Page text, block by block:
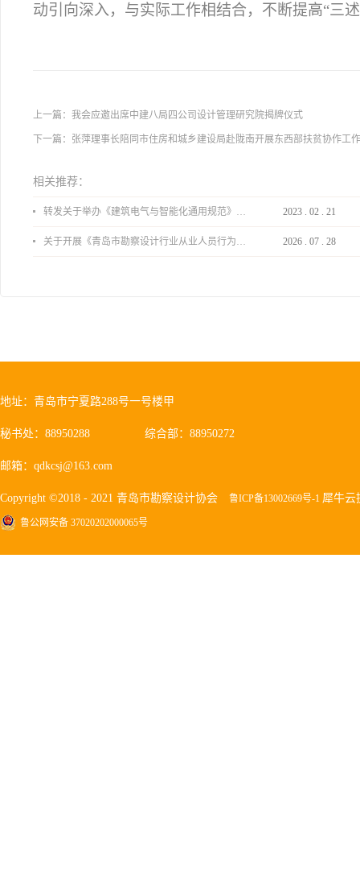
动引向深入，与实际工作相结合，不断提高“三
上一篇： 我会应邀出席中建八局四公司设计管理研究院揭牌仪式
下一篇： 张萍理事长陪同市住房和城乡建设局赴陇南开展东西部扶贫协作工作
相关推荐：
转发关于举办《建筑电气与智能化通用规范》 GB55024-2022公益宣贯的通知 2023 . 02 . 21
关于开展《青岛市勘察设计行业从业人员行为导则》、《青岛市住宅工程设计审查品质提升指引（2026版）》宣贯活动的通知 2026 . 07 . 28
地址：青岛市宁夏路288号一号楼甲
秘书处：88950288 综合部：88950272
邮箱：qdkcsj@163.com
Copyright ©2018 - 2021 青岛市勘察设计协会 鲁ICP备13002669号-1 犀牛云
鲁公网安备 37020202000065号